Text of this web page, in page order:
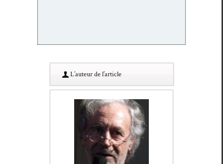
L’au­teur de l’article